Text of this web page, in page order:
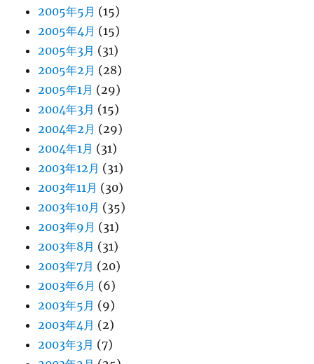
2005年5月 (15)
2005年4月 (15)
2005年3月 (31)
2005年2月 (28)
2005年1月 (29)
2004年3月 (15)
2004年2月 (29)
2004年1月 (31)
2003年12月 (31)
2003年11月 (30)
2003年10月 (35)
2003年9月 (31)
2003年8月 (31)
2003年7月 (20)
2003年6月 (6)
2003年5月 (9)
2003年4月 (2)
2003年3月 (7)